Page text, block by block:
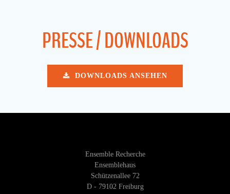
PRESSE / DOWNLOADS
DOWNLOADS ANSEHEN
Ensemble Recherche
Ensemblehaus
Schützenallee 72
D - 79102 Freiburg